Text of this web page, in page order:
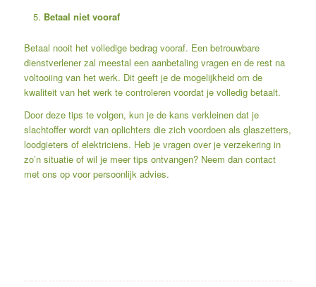
Betaal niet vooraf
Betaal nooit het volledige bedrag vooraf. Een betrouwbare
dienstverlener zal meestal een aanbetaling vragen en de rest na
voltooiing van het werk. Dit geeft je de mogelijkheid om de
kwaliteit van het werk te controleren voordat je volledig betaalt.
Door deze tips te volgen, kun je de kans verkleinen dat je
slachtoffer wordt van oplichters die zich voordoen als glaszetters,
loodgieters of elektriciens. Heb je vragen over je verzekering in
zo’n situatie of wil je meer tips ontvangen? Neem dan contact
met ons op voor persoonlijk advies.